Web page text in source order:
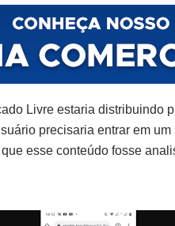
Livre estaria distribuindo
precisaria entrar em
esse conteúdo fosse